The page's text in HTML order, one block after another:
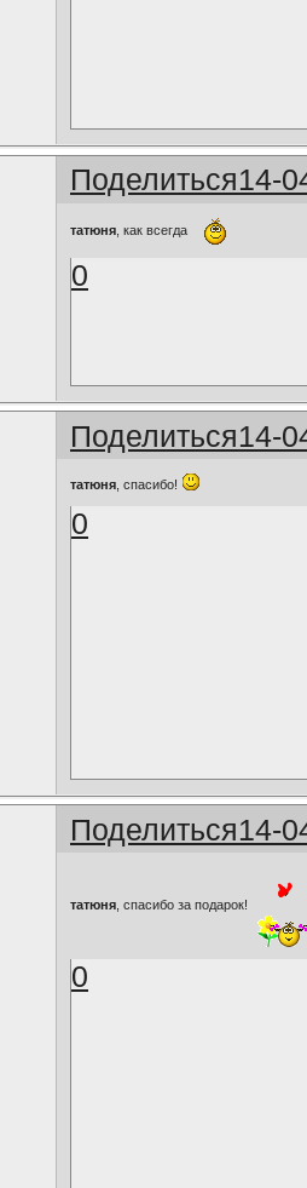
Поделиться14-
татюня , как всегда
0
Поделиться14-
татюня , спасибо!
0
Поделиться14-
татюня, спасибо за подарок!
0